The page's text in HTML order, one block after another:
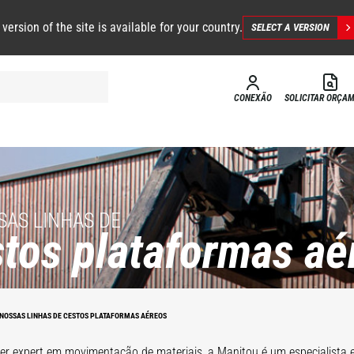
version of the site is available for your country. SELECT A VERSION
CONEXÃO SOLICITAR
LINHAS DE
plataformas
LINHAS DE CESTOS PLATAFORMAS AÉREOSPlataforma
com guincho
Sistema 3D